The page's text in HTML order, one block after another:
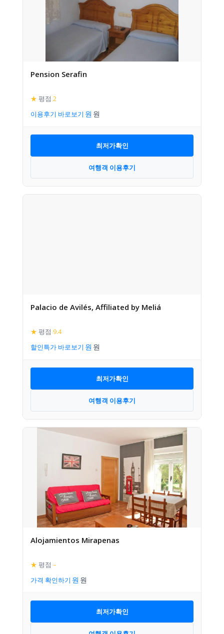
Pension Serafin
★ 평점 2
이용후기 바로보기
최저가확인
여행객 이용후기
Palacio de Avilés, Affiliated by Meliá
★ 평점 9.4
할인특가 바로보기
최저가확인
여행객 이용후기
Alojamientos Mirapenas
★ 평점 –
가격 확인하기
최저가확인